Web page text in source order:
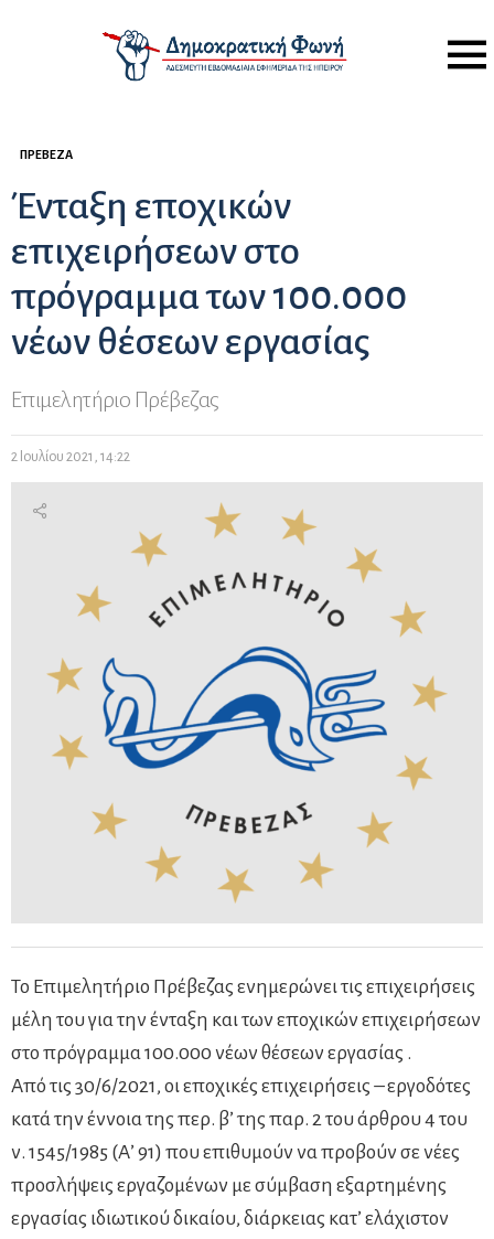
Menu
ΠΡΈΒΕΖΑ
Ένταξη εποχικών
επιχειρήσεων στο
πρόγραμμα των 100.000
νέων θέσεων εργασίας
Επιμελητήριο Πρέβεζας
2 Ιουλίου 2021, 14:22
Το Επιμελητήριο Πρέβεζας ενημερώνει τις επιχειρήσεις
μέλη του για την ένταξη και των εποχικών επιχειρήσεων
στο πρόγραμμα 100.000 νέων θέσεων εργασίας .
Από τις 30/6/2021, οι εποχικές επιχειρήσεις – εργοδότες
κατά την έννοια της περ. β’ της παρ. 2 του άρθρου 4 του
ν. 1545/1985 (Α’ 91) που επιθυμούν να προβούν σε νέες
προσλήψεις εργαζομένων με σύμβαση εξαρτημένης
εργασίας ιδιωτικού δικαίου, διάρκειας κατ’ ελάχιστον